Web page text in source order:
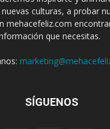
culturas, a probar
mehacefeliz.com
que necesitas.
SÍGUENOS